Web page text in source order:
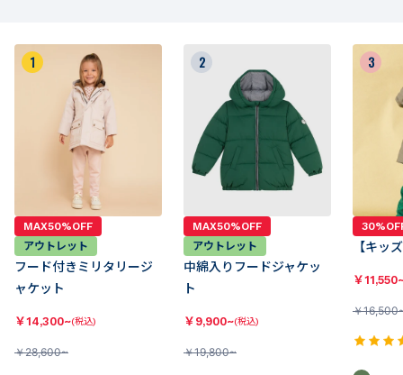
1
MAX50%OFF
アウトレット
フード付きミリタリージ
ャケット
￥14,300~(税込)
￥28,600~
2
MAX50%OFF
アウトレット
中綿入りフードジャケッ
ト
￥ 9,900~(税込)
￥19,800~
3
【キッ
￥
￥